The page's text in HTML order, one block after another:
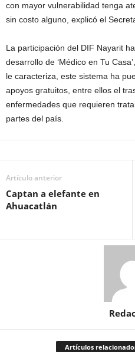
con mayor vulnerabilidad tenga
sin costo alguno, explicó el
La participación del DIF Nayarit
desarrollo de ‘Médico en Tu
le caracteriza, este sistema ha
apoyos gratuitos, entre ellos el
enfermedades que requieren
partes del país.
Artículo anterior
Captan a elefante en
Ahuacatlán
Artículos